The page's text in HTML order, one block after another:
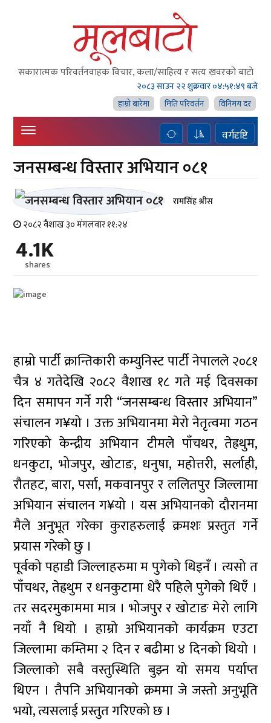
सकारात्मक परिवर्तनवाहक विचार, कला/साहित्य र सत्य खवरको बाटाे
२०८३ साउन २२ शुक्रवार०४:५१:५० बजे
हाम्राे बारेमा
मिति परिवर्तन विनिमय दर
वर्गदृष्टि
जनसम्बन्ध विस्तार अभियान ०८१
रामसिंह श्रीस
२०८२ वैशाख ३० मंगलवार ११:२४
4.1K
shares
हाम्रो पार्टी क्रान्तिकारी कम्युनिस्ट पार्टी नेपालले २०८१
चैत्र ४ गतेदेखि २०८२ वैशाख १८ गते मई दिवसका
दिन समापन गर्ने गरी “जनसम्बन्ध विस्तार अभियान”
संचालन ग¥यो । उक्त अभियानमा मेरो नेतृत्वमा गठन
गरिएको केन्द्रीय अभियान टीमले पाँचथर, तेह्रथुम,
धनकुटा, भोजपुर, खोटाङ, धनुषा, महोत्तरी, सर्लाही,
रौतहट, बारा, पर्सा, मकवानपुर र ललितपुर जिल्लामा
अभियान संचालन ग¥यो । यस अभियानको दौरानमा
मैले अनुभूत गरेका कुराहरुलाई क्रमशः प्रस्तुत गर्ने
प्रयास गरेको छु ।
पूर्वको पहाडी जिल्लाहरुमा म पुगेको थिइनँ । त्यसो त
पाँचथर, तेह्रथुम र धनकुटामा धेरै पहिले पुगेको थिएँ ।
तर सदरमुकाममा मात्र । भोजपुर र खोटाङ मेरो लागि
नयाँ नै थियो । हाम्रो अभियानको कार्यक्रम एउटा
जिल्लामा कम्तिमा २ दिन र बढीमा ४ दिनको थियो ।
जिल्लाको सबै वस्तुस्थिति बुझ्न यो समय पर्याप्त
थिएन । तैपनि अभियानको क्रममा जे जस्तो अनुभूति
भयो, त्यसलाई प्रस्तुत गरिएको छ ।